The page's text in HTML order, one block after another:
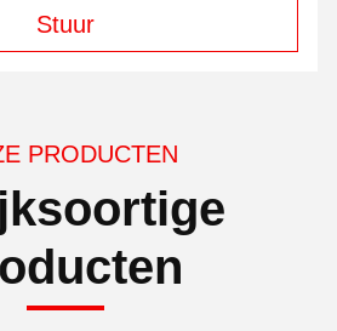
Stuur
PRODUCTEN